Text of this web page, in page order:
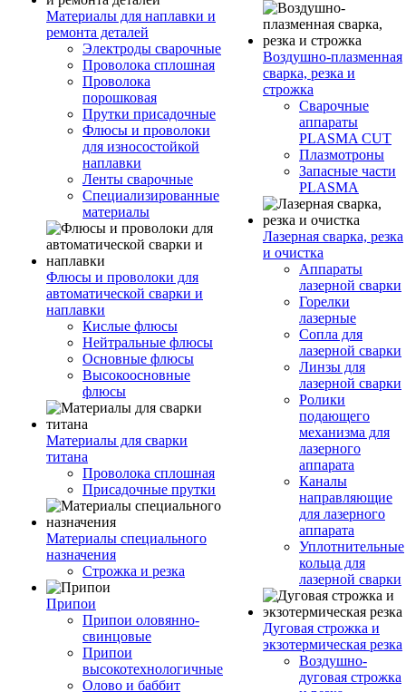
Материалы для наплавки и
ремонта деталей
Электроды сварочные
Проволока сплошная
Проволока
порошковая
Прутки присадочные
Флюсы и проволоки
для износостойкой
наплавки
Ленты сварочные
Специализированные
материалы
Флюсы и проволоки для
автоматической сварки и
наплавки
Кислые флюсы
Нейтральные флюсы
Основные флюсы
Высокоосновные
флюсы
Материалы для сварки
титана
Проволока сплошная
Присадочные прутки
Материалы специального
назначения
Строжка и резка
Припои
Припои оловянно-
свинцовые
Припои
высокотехнологичные
Олово и баббит
Воздушно-плазменная
сварка, резка и
строжка
Сварочные
аппараты
PLASMA CUT
Плазмотроны
Запасные части
PLASMA
Лазерная сварка, резка
и очистка
Аппараты
лазерной сварки
Горелки
лазерные
Сопла для
лазерной сварки
Линзы для
лазерной сварки
Ролики
подающего
механизма для
лазерного
аппарата
Каналы
направляющие
для лазерного
аппарата
Уплотнительные
кольца для
лазерной сварки
Дуговая строжка и
экзотермическая резка
Воздушно-
дуговая строжка